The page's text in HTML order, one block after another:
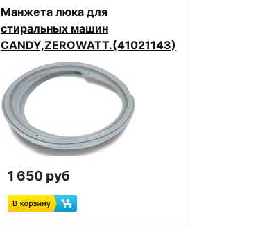
Манжета люка для
стиральных машин
CANDY,ZEROWATT.(41021143)
1 650 руб